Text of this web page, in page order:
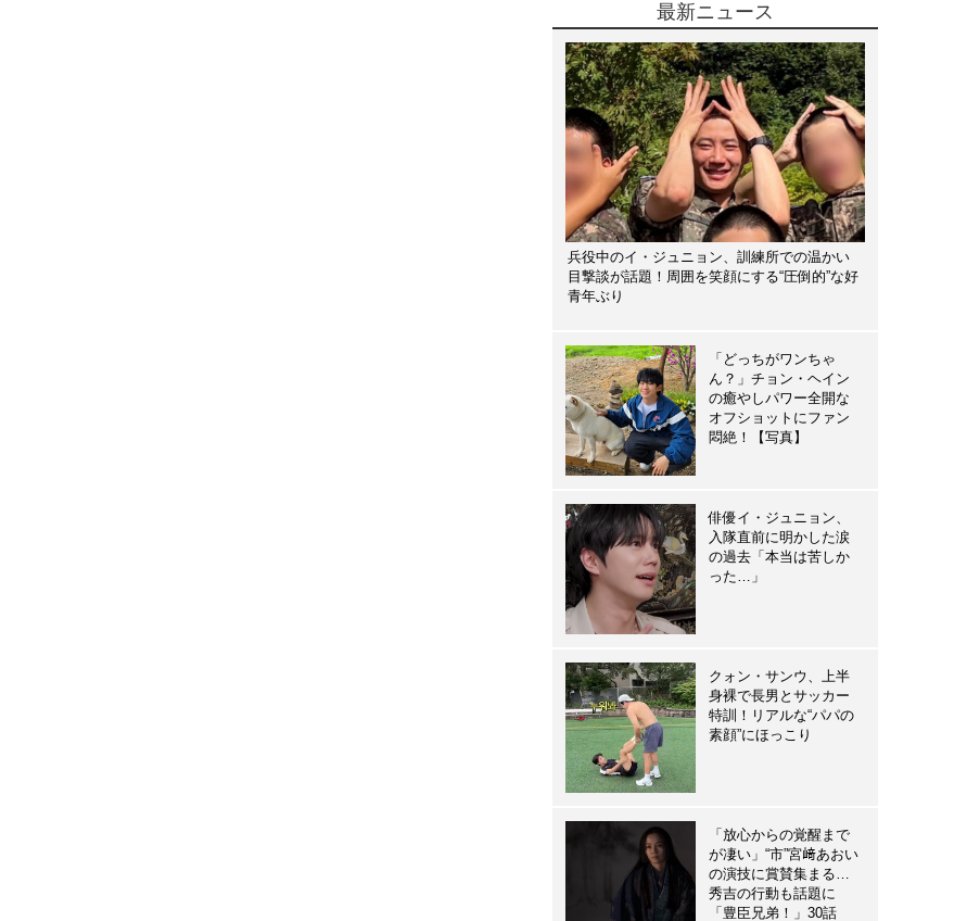
最新ニュース
兵役中のイ・ジュニョン、訓練所での温かい
目撃談が話題！周囲を笑顔にする“圧倒的”な好
青年ぶり
「どっちがワンちゃ
ん？」チョン・ヘイン
の癒やしパワー全開な
オフショットにファン
悶絶！【写真】
俳優イ・ジュニョン、
入隊直前に明かした涙
の過去「本当は苦しか
った…」
クォン・サンウ、上半
身裸で長男とサッカー
特訓！リアルな“パパの
素顔”にほっこり
「放心からの覚醒まで
が凄い」“市”宮﨑あおい
の演技に賞賛集まる…
秀吉の行動も話題に
「豊臣兄弟！」30話